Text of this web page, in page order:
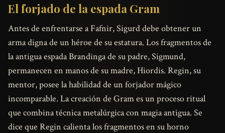
El forjado de la espada Gram
Antes de enfrentarse a Fafnir, Sigurd debe obtener un
arma digna de un héroe de su estatura. Los fragmentos de
la antigua espada Brandinga de su padre, Sigmund,
permanecen en manos de su madre, Hiordis. Regin, su
mentor, posee la habilidad de un forjador mágico
incomparable. La creación de Gram es un proceso ritual
que combina técnica metalúrgica con magia antigua. Se
dice que Regin calienta los fragmentos en su horno